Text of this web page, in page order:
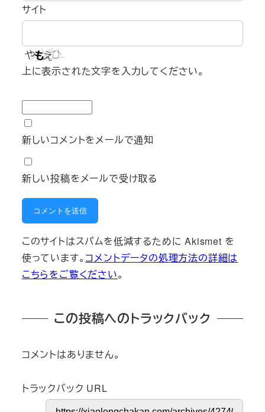
サイト
上に表示された文字を入力してください。
新しいコメントをメールで通知
新しい投稿をメールで受け取る
このサイトはスパムを低減するために Akismet を
使っています。 コメントデータの処理方法の詳細は
こちらをご覧ください。
この投稿へのトラックバック
コメントはありません。
トラックバック URL